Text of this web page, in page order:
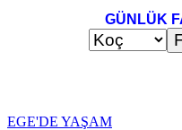
GÜNLÜK
EGE'DE YAŞAM